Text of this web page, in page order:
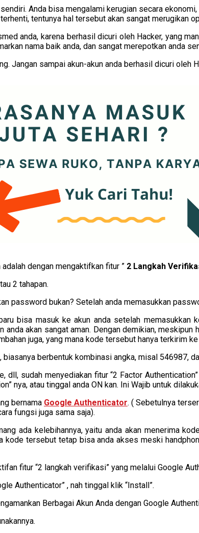
Anda bisa mengalami kerugian secara
tentunya hal tersebut akan sangat merugikan
anda, karena berhasil dicuri oleh Hacker, yang
nama baik anda, dan sangat merepotkan anda
Jangan sampai akun-akun anda berhasil dicuri oleh
dengan mengaktifkan fitur ” 2 Langkah
2 tahapan.
password bukan? Setelah anda memasukkan
bisa masuk ke akun anda setelah
akan sangat aman. Dengan demikian,
juga, yang mana kode tersebut hanya terkirim
, biasanya berbentuk kombinasi angka, misal 546987,
dll, sudah menyediakan fitur “2 Factor
nya, atau tinggal anda ON kan. Ini Wajib untuk
bernama Google Authenticator. ( Sebetulnya
fungsi juga sama saja).
ada kelebihannya, yaitu anda akan menerima
tersebut tetap bisa anda akses meski
fitur “2 langkah verifikasi” yang melalui Google
Authenticator” , nah tinggal klik “Install”.